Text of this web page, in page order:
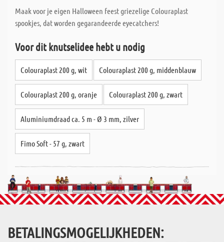
Maak voor je eigen Halloween feest griezelige Colouraplast
spookjes, dat worden gegarandeerde eyecatchers!
Voor dit knutselidee hebt u nodig
Colouraplast 200 g, wit Colouraplast 200 g, middenblauw
Colouraplast 200 g, oranje Colouraplast 200 g, zwart
Aluminiumdraad ca. 5 m - Ø 3 mm, zilver
Fimo Soft - 57 g, zwart
BETALINGSMOGELIJKHEDEN: